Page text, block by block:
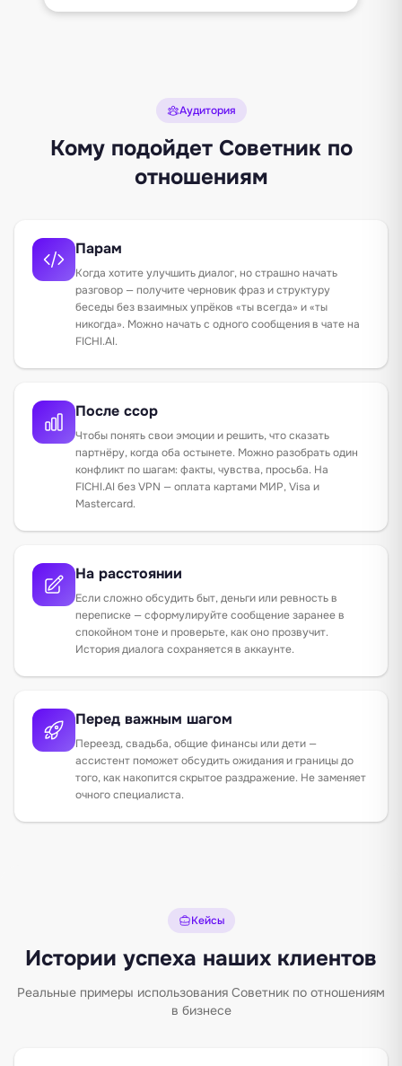
Аудитория
Кому подойдет Советник по
отношениям
Парам
Когда хотите улучшить диалог, но страшно начать
разговор — получите черновик фраз и структуру
беседы без взаимных упрёков «ты всегда» и «ты
никогда». Можно начать с одного сообщения в чате на
FICHI.AI.
После ссор
Чтобы понять свои эмоции и решить, что сказать
партнёру, когда оба остынете. Можно разобрать один
конфликт по шагам: факты, чувства, просьба. На
FICHI.AI без VPN — оплата картами МИР, Visa и
Mastercard.
На расстоянии
Если сложно обсудить быт, деньги или ревность в
переписке — сформулируйте сообщение заранее в
спокойном тоне и проверьте, как оно прозвучит.
История диалога сохраняется в аккаунте.
Перед важным шагом
Переезд, свадьба, общие финансы или дети —
ассистент поможет обсудить ожидания и границы до
того, как накопится скрытое раздражение. Не заменяет
очного специалиста.
Кейсы
Истории успеха наших клиентов
Реальные примеры использования Советник по отношениям
в бизнесе